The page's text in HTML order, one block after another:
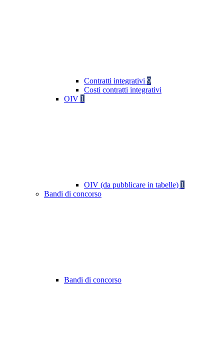
Contratti integrativi 9
Costi contratti integrativi
OIV 1
OIV (da pubblicare in tabelle) 1
Bandi di concorso
Bandi di concorso